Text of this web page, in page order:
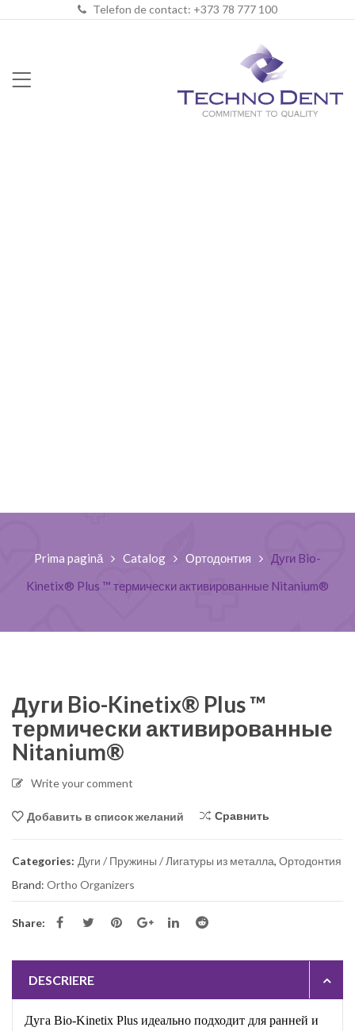
Telefon de contact: +373 78 777 100
Prima pagină Catalog Ортодонтия
Дуги Bio-
Kinetix® Plus ™ термически активированные Nitanium®
Дуги Bio-Kinetix® Plus ™
термически активированные
Nitanium®
Write your comment
Добавить в список желаний Сравнить
Categories: Дуги / Пружины / Лигатуры из металла, Ортодонтия
Brand: Ortho Organizers
Share:
DESCRIERE
Дуга Bio-Kinetix Plus идеально подходит для ранней и